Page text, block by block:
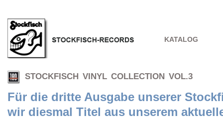
KATALOG
STOCKFISCH VINYL COLLECTION VOL.3
Für die dritte Ausgabe unserer
wir diesmal Titel aus unserem